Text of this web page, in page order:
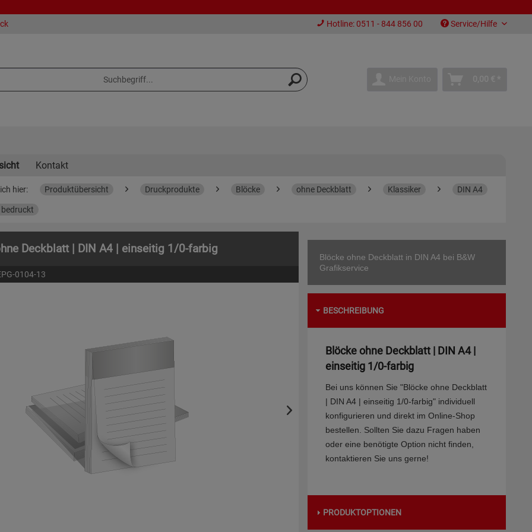
Hotline: 0511 - 844 856 00 Service/Hilfe
Kontakt
hier: Produktübersicht Druckprodukte Blöcke ohne Deckblatt Klassiker DIN A4
Deckblatt | DIN A4 | einseitig 1/0-farbig
0104-13
Blöcke ohne Deckblatt in DIN A4 bei B&W
Grafikservice
BESCHREIBUNG
Blöcke ohne Deckblatt | DIN A4 |
einseitig 1/0-farbig
Bei uns können Sie "Blöcke ohne Deckblatt
| DIN A4 | einseitig 1/0-farbig" individuell
konfigurieren und direkt im Online-Shop
bestellen. Sollten Sie dazu Fragen haben
oder eine benötigte Option nicht finden,
kontaktieren Sie uns gerne!
PRODUKTOPTIONEN